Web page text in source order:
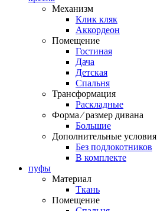
Механизм
Клик кляк
Аккордеон
Помещение
Гостиная
Дача
Детская
Спальня
Трансформация
Раскладные
Форма ⁄ размер дивана
Большие
Дополнительные условия
Без подлокотников
В комплекте
пуфы
Материал
Ткань
Помещение